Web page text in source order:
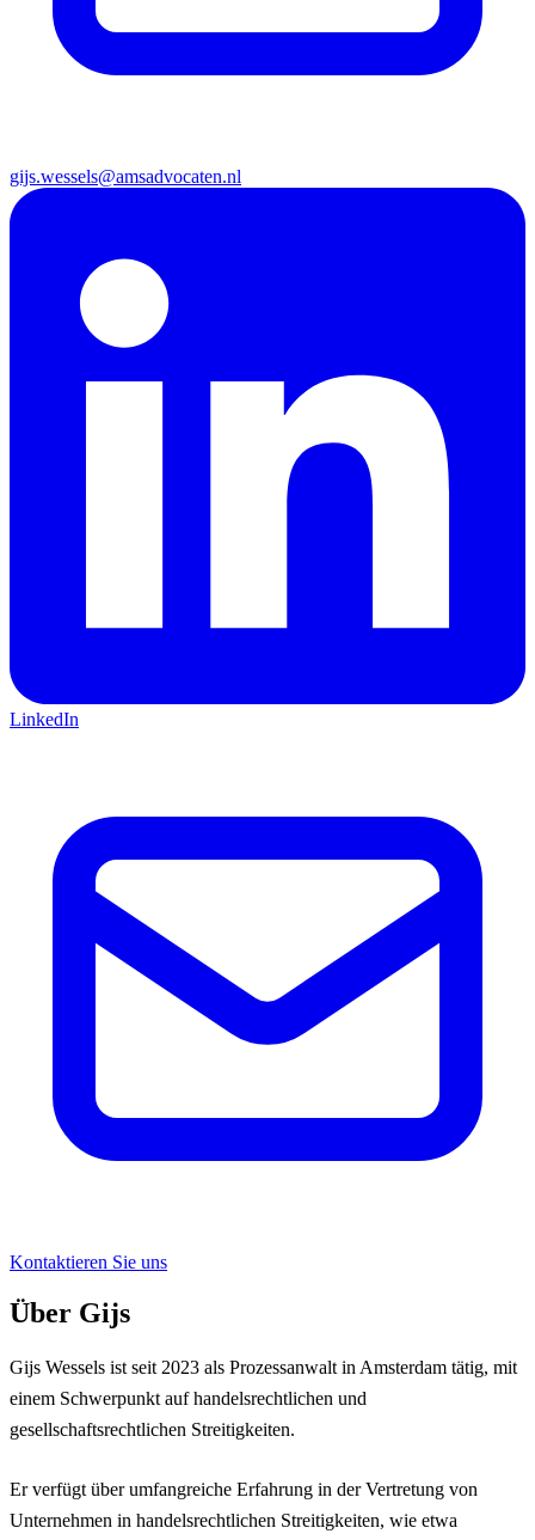
gijs.wessels@amsadvocaten.nl
LinkedIn
Kontaktieren Sie uns
Über Gijs
Gijs Wessels ist seit 2023 als Prozessanwalt in Amsterdam tätig, mit
einem Schwerpunkt auf handelsrechtlichen und
gesellschaftsrechtlichen Streitigkeiten.
Er verfügt über umfangreiche Erfahrung in der Vertretung von
Unternehmen in handelsrechtlichen Streitigkeiten, wie etwa